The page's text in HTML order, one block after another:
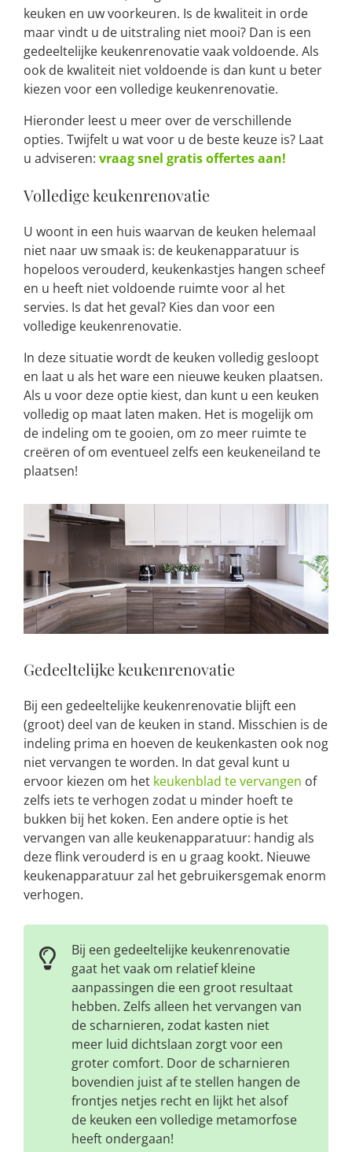
keuken en uw voorkeuren. Is de kwaliteit in orde
maar vindt u de uitstraling niet mooi? Dan is een
gedeeltelijke keukenrenovatie vaak voldoende. Als
ook de kwaliteit niet voldoende is dan kunt u beter
kiezen voor een volledige keukenrenovatie.
Hieronder leest u meer over de verschillende
opties. Twijfelt u wat voor u de beste keuze is? Laat
u adviseren: vraag snel gratis offertes aan!
Volledige keukenrenovatie
U woont in een huis waarvan de keuken helemaal
niet naar uw smaak is: de keukenapparatuur is
hopeloos verouderd, keukenkastjes hangen scheef
en u heeft niet voldoende ruimte voor al het
servies. Is dat het geval? Kies dan voor een
volledige keukenrenovatie.
In deze situatie wordt de keuken volledig gesloopt
en laat u als het ware een nieuwe keuken plaatsen.
Als u voor deze optie kiest, dan kunt u een keuken
volledig op maat laten maken. Het is mogelijk om
de indeling om te gooien, om zo meer ruimte te
creëren of om eventueel zelfs een keukeneiland te
plaatsen!
Gedeeltelijke keukenrenovatie
Bij een gedeeltelijke keukenrenovatie blijft een
(groot) deel van de keuken in stand. Misschien is de
indeling prima en hoeven de keukenkasten ook nog
niet vervangen te worden. In dat geval kunt u
ervoor kiezen om het keukenblad te vervangen of
zelfs iets te verhogen zodat u minder hoeft te
bukken bij het koken. Een andere optie is het
vervangen van alle keukenapparatuur: handig als
deze flink verouderd is en u graag kookt. Nieuwe
keukenapparatuur zal het gebruikersgemak enorm
verhogen.
Bij een gedeeltelijke keukenrenovatie
gaat het vaak om relatief kleine
aanpassingen die een groot resultaat
hebben. Zelfs alleen het vervangen van
de scharnieren, zodat kasten niet
meer luid dichtslaan zorgt voor een
groter comfort. Door de scharnieren
bovendien juist af te stellen hangen de
frontjes netjes recht en lijkt het alsof
de keuken een volledige metamorfose
heeft ondergaan!